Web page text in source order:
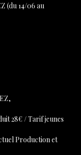
(du 14/06 au
28€ / Tarif jeunes
Production et